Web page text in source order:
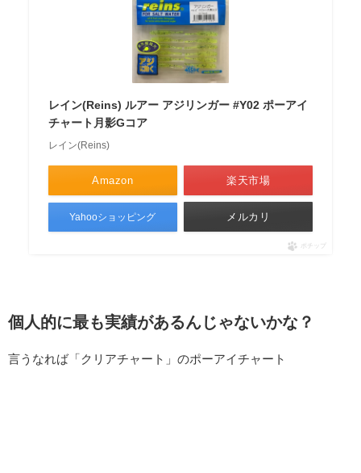
レイン(Reins) ルアー アジリンガー #Y02 ポーアイ
チャート月影Gコア
レイン(Reins)
Amazon 楽天市場
Yahooショッピング メルカリ
ポチップ
個人的に最も実績があるんじゃないかな？
言うなれば「クリアチャート」のポーアイチャート